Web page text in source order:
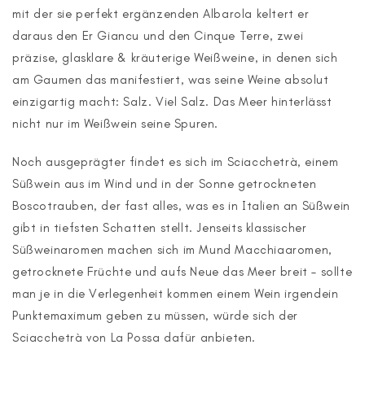
mit der sie perfekt ergänzenden Albarola keltert er
daraus den Er Giancu und den Cinque Terre, zwei
präzise, glasklare & kräuterige Weißweine, in denen sich
am Gaumen das manifestiert, was seine Weine absolut
einzigartig macht: Salz. Viel Salz. Das Meer hinterlässt
nicht nur im Weißwein seine Spuren.
Noch ausgeprägter findet es sich im Sciacchetrà, einem
Süßwein aus im Wind und in der Sonne getrockneten
Boscotrauben, der fast alles, was es in Italien an Süßwein
gibt in tiefsten Schatten stellt. Jenseits klassischer
Süßweinaromen machen sich im Mund Macchiaaromen,
getrocknete Früchte und aufs Neue das Meer breit – sollte
man je in die Verlegenheit kommen einem Wein irgendein
Punktemaximum geben zu müssen, würde sich der
Sciacchetrà von La Possa dafür anbieten.